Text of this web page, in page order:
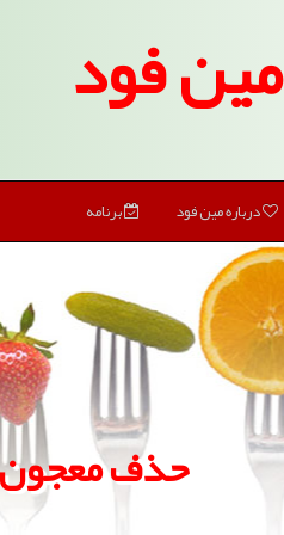
مین فود
درباره مین فود برنامه
حذف معجون